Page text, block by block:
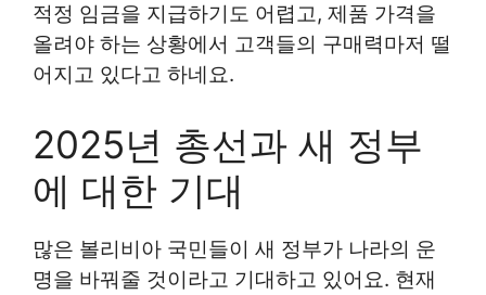
적정 임금을 지급하기도 어렵고, 제품 가격을
올려야 하는 상황에서 고객들의 구매력마저 떨
어지고 있다고 하네요.
2025년 총선과 새 정부
에 대한 기대
많은 볼리비아 국민들이 새 정부가 나라의 운
명을 바꿔줄 것이라고 기대하고 있어요. 현재